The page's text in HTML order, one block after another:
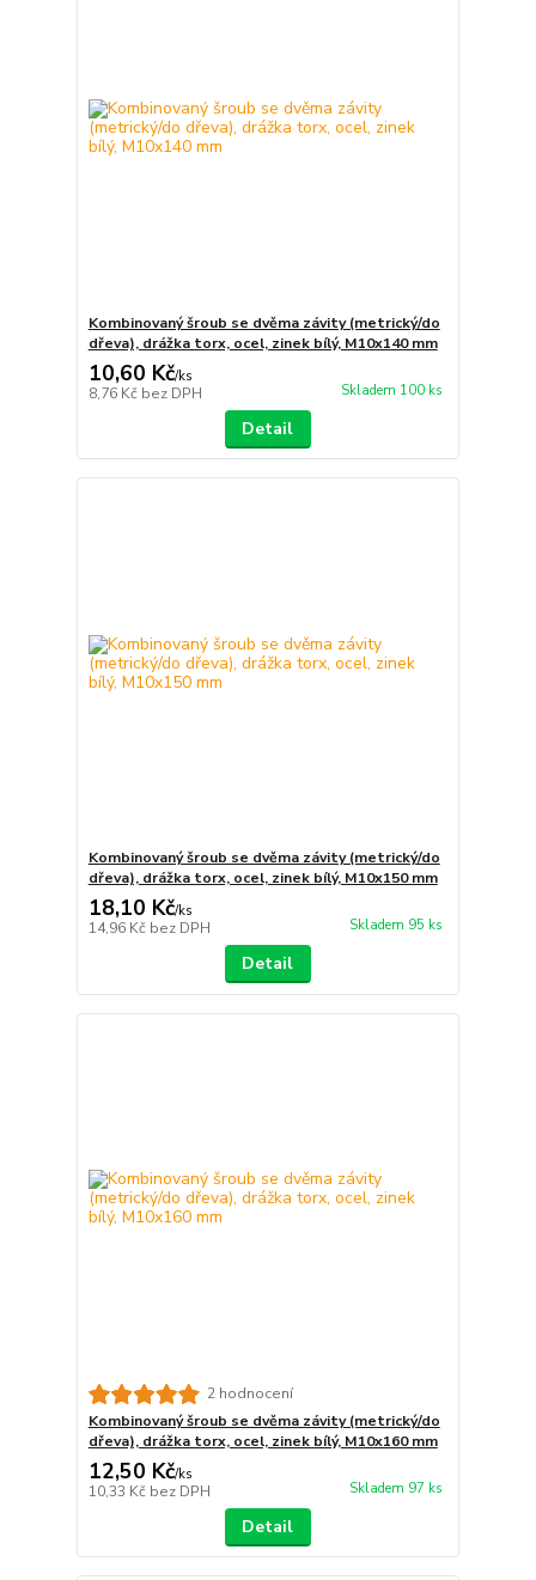
Kombinovaný šroub se dvěma závity (metrický/do
dřeva), drážka torx, ocel, zinek bílý, M10x140 mm
10,60 Kč/ks
8,76 Kč bez DPH Skladem 100 ks
Detail
Kombinovaný šroub se dvěma závity (metrický/do
dřeva), drážka torx, ocel, zinek bílý, M10x150 mm
18,10 Kč/ks
14,96 Kč bez DPH Skladem 95 ks
Detail
2 hodnocení
Kombinovaný šroub se dvěma závity (metrický/do
dřeva), drážka torx, ocel, zinek bílý, M10x160 mm
12,50 Kč/ks
10,33 Kč bez DPH Skladem 97 ks
Detail